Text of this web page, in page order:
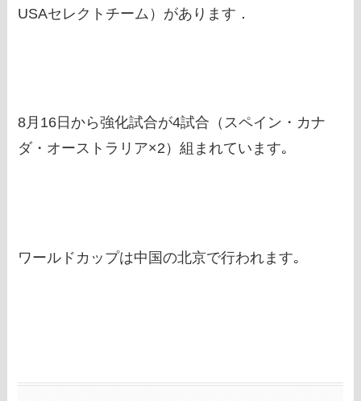
USAセレクトチーム）があります．
8月16日から強化試合が4試合（スペイン・カナ
ダ・オーストラリア×2）組まれています｡
ワールドカップは中国の北京で行われます｡